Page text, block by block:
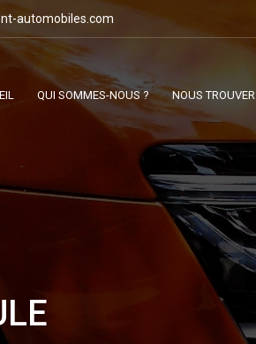
automobiles.com
QUI SOMMES-NOUS ? NOUS TROUVER